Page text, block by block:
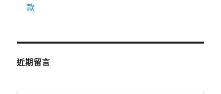
款
近期留言